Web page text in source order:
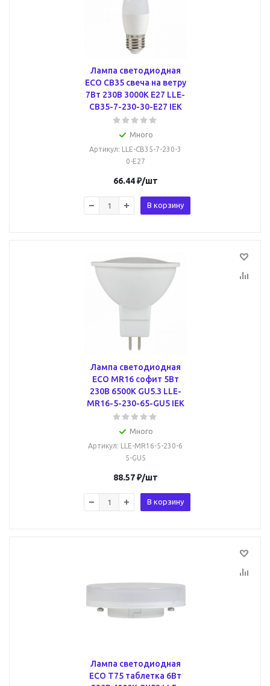
Лампа светодиодная
ECO CB35 свеча на ветру
7Вт 230В 3000К E27 LLE-
CB35-7-230-30-E27 IEK
Много
Артикул: LLE-CB35-7-230-3
0-E27
66.44₽/шт
В корзину
Лампа светодиодная
ECO MR16 софит 5Вт
230В 6500К GU5.3 LLE-
MR16-5-230-65-GU5 IEK
Много
Артикул: LLE-MR16-5-230-6
5-GU5
88.57₽/шт
В корзину
Лампа светодиодная
ECO T75 таблетка 6Вт